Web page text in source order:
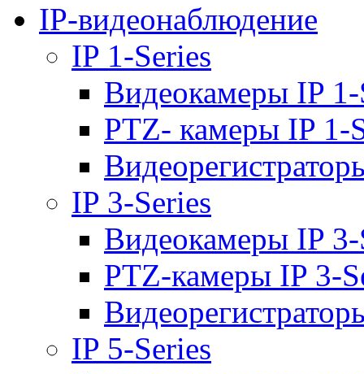
IP-видеонаблюдение
IP 1-Series
Видеокамеры IP 1-
PTZ- камеры IP 1-
IP 3-Series
Видеокамеры IP 3-
PTZ-камеры IP 3-
IP 5-Series